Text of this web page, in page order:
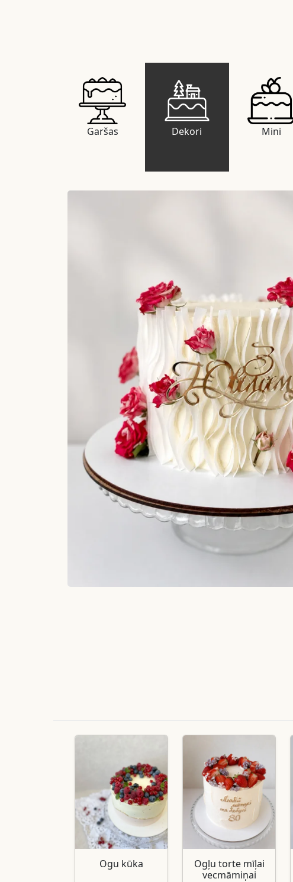
Garšas Dekori Mini
Ogu kūka
Ogļu torte mīļai
vecmāmiņai